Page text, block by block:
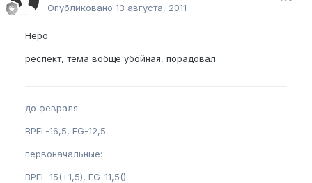
Опубликовано 13 августа, 2011
Неро
респект, тема вобще убойная, порадовал
до февраля:
BPEL-16,5, EG-12,5
первоначальные:
BPEL-15(+1,5), EG-11,5()